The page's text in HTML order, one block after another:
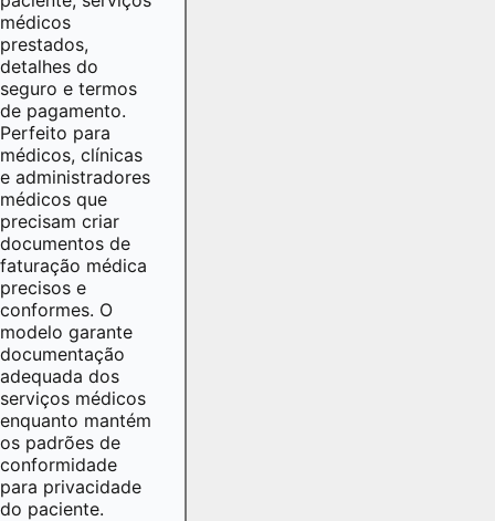
médicos
prestados,
detalhes do
seguro e termos
de pagamento.
Perfeito para
médicos, clínicas
e administradores
médicos que
precisam criar
documentos de
faturação médica
precisos e
conformes. O
modelo garante
documentação
adequada dos
serviços médicos
enquanto mantém
os padrões de
conformidade
para privacidade
do paciente.